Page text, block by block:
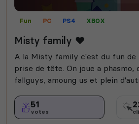
Fun PC PS4 XBOX
Misty family ❤️
A la Misty family c'est du fun de
prise de tête. On joue a phasmo,
fallguys, amoung us et plein
51
votes